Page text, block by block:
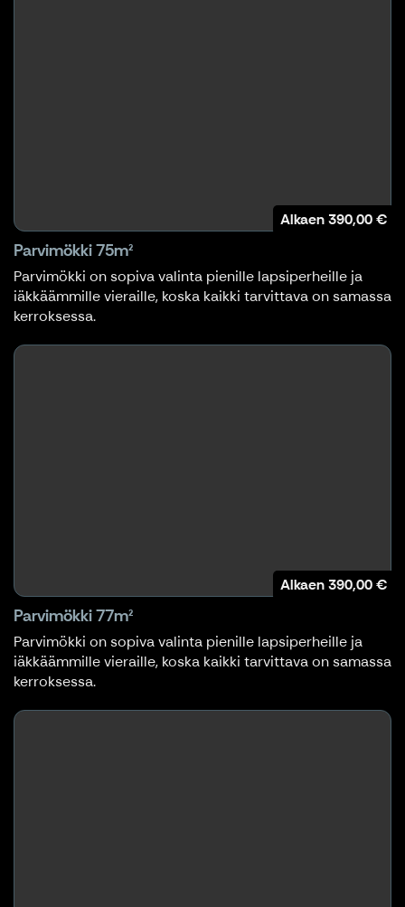
Alkaen390,00 €
Parvimökki 75m²
Parvimökki on sopiva valinta pienille lapsiperheille ja
iäkkäämmille vieraille, koska kaikki tarvittava on samassa
kerroksessa.
Alkaen390,00 €
Parvimökki 77m²
Parvimökki on sopiva valinta pienille lapsiperheille ja
iäkkäämmille vieraille, koska kaikki tarvittava on samassa
kerroksessa.